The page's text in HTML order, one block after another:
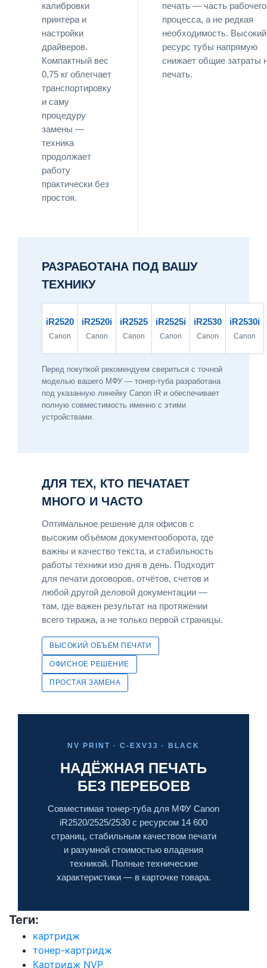
калибровки
принтера и
настройки
драйверов.
Компактный вес
0,75 кг облегчает
транспортировку
и саму
процедуру
замены —
техника
продолжает
работу
практически без
простоя.
печать — часть рабочего
процесса, а не редкая
необходимость. Высокий
ресурс тубы напрямую
снижает общие затраты
печать.
РАЗРАБОТАНА ПОД ВАШУ
ТЕХНИКУ
iR2520
Canon
iR2520i
Canon
iR2525
Canon
iR2525i
Canon
iR2530
Canon
iR2530i
Canon
Перед покупкой рекомендуем свериться с точной
моделью вашего МФУ — тонер-туба разработана
под указанную линейку Canon iR и обеспечивает
полную совместимость именно с этими
устройствами.
ДЛЯ ТЕХ, КТО ПЕЧАТАЕТ
МНОГО И ЧАСТО
Оптимальное решение для офисов с
высоким объёмом документооборота, где
важны и качество текста, и стабильность
работы техники изо дня в день. Подходит
для печати договоров, отчётов, счетов и
любой другой деловой документации —
там, где важен результат на протяжении
всего тиража, а не только первой страницы.
ВЫСОКИЙ ОБЪЁМ ПЕЧАТИ
ОФИСНОЕ РЕШЕНИЕ
ПРОСТАЯ ЗАМЕНА
NV PRINT · C-EXV33 · BLACK
НАДЁЖНАЯ ПЕЧАТЬ
БЕЗ ПЕРЕБОЕВ
Совместимая тонер-туба для МФУ Canon
iR2520/2525/2530 с ресурсом 14 600
страниц, стабильным качеством печати
и разумной стоимостью владения
техникой. Полные технические
характеристики — в карточке товара.
Теги:
картридж
тонер-картридж
Картридж NVP